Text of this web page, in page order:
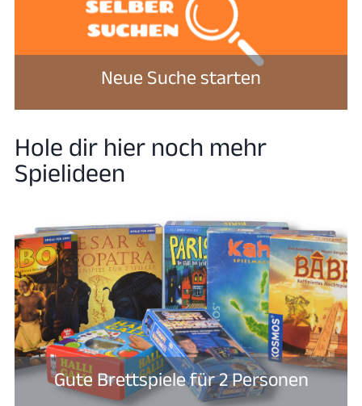
Neue Suche starten
Hole dir hier noch mehr
Spielideen
Gute Brettspiele für 2 Personen​